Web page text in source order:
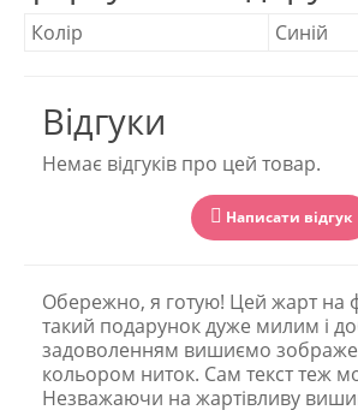
Колір Синій
Відгуки
Немає відгуків про цей товар.
Написати відгук
Обережно, я готую! Цей жарт на
такий подарунок дуже милим і
задоволенням вишиємо
кольором ниток. Сам текст теж
Незважаючи на жартівливу